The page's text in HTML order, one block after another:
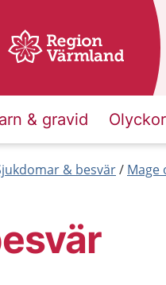
& gravid
& besvär Mage